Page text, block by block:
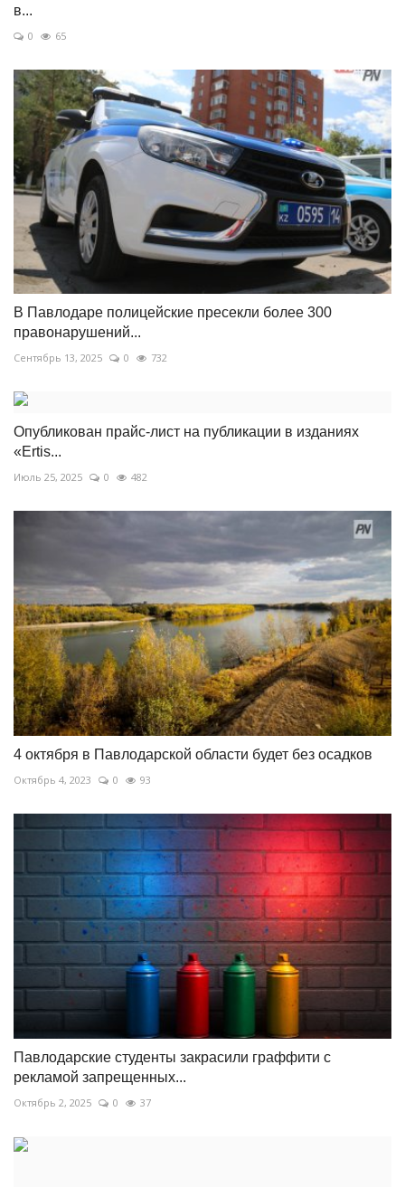
в...
0 65
В Павлодаре полицейские пресекли более 300
правонарушений...
Сентябрь 13, 2025 0 732
Опубликован прайс-лист на публикации в изданиях
«Ertis...
Июль 25, 2025 0 482
4 октября в Павлодарской области будет без осадков
Октябрь 4, 2023 0 93
Павлодарские студенты закрасили граффити с
рекламой запрещенных...
Октябрь 2, 2025 0 37